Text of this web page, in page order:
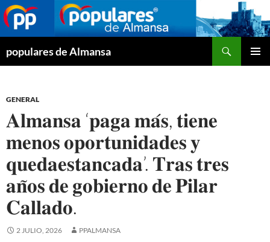
populares de Almansa
GENERAL
𝐀𝐥𝐦𝐚𝐧𝐬𝐚 ‘𝐩𝐚𝐠𝐚 𝐦𝐚́𝐬, 𝐭𝐢𝐞𝐧𝐞
𝐦𝐞𝐧𝐨𝐬 𝐨𝐩𝐨𝐫𝐭𝐮𝐧𝐢𝐝𝐚𝐝𝐞𝐬 𝐲
𝐪𝐮𝐞𝐝𝐚𝐞𝐬𝐭𝐚𝐧𝐜𝐚𝐝𝐚’. 𝐓𝐫𝐚𝐬 𝐭𝐫𝐞𝐬
𝐚𝐧̃𝐨𝐬 𝐝𝐞 𝐠𝐨𝐛𝐢𝐞𝐫𝐧𝐨 𝐝𝐞 𝐏𝐢𝐥𝐚𝐫
𝐂𝐚𝐥𝐥𝐚𝐝𝐨.
2 JULIO, 2026 PPALMANSA